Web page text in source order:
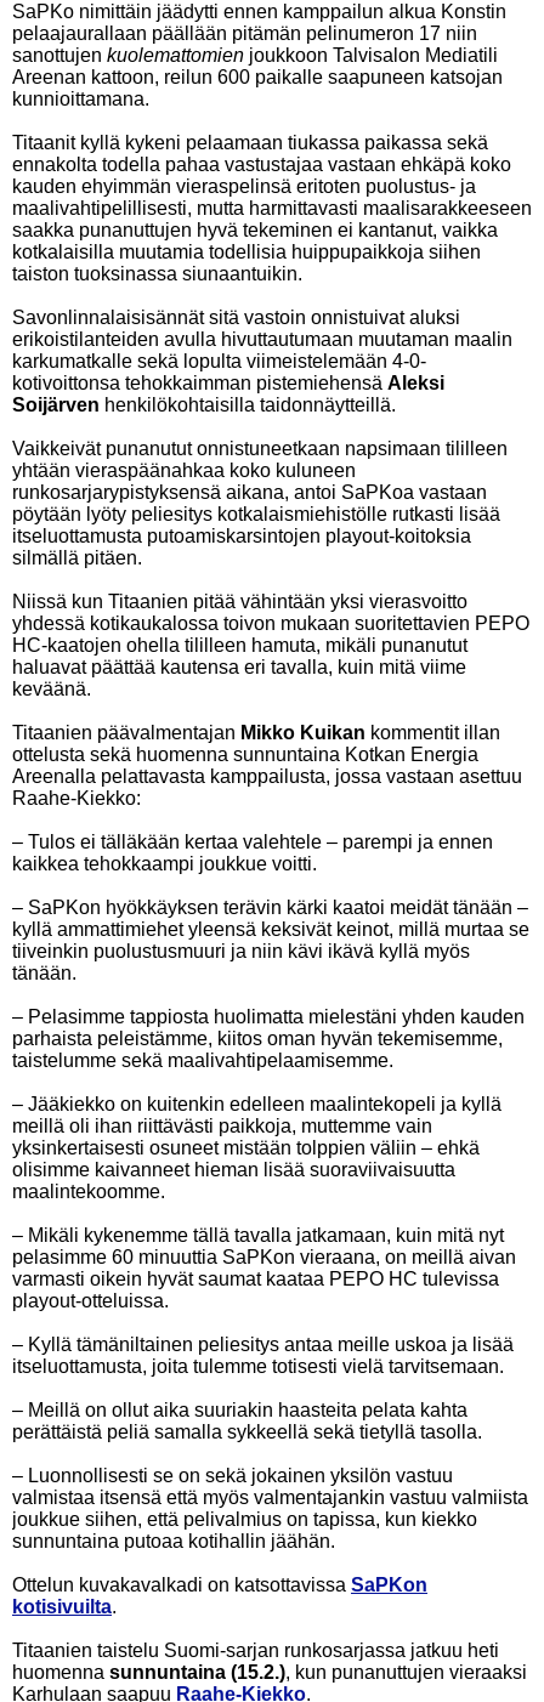
SaPKo nimittäin jäädytti ennen kamppailun alkua Konstin
pelaajaurallaan päällään pitämän pelinumeron 17 niin
sanottujen kuolemattomien joukkoon Talvisalon Mediatili
Areenan kattoon, reilun 600 paikalle saapuneen katsojan
kunnioittamana.
Titaanit kyllä kykeni pelaamaan tiukassa paikassa sekä
ennakolta todella pahaa vastustajaa vastaan ehkäpä koko
kauden ehyimmän vieraspelinsä eritoten puolustus- ja
maalivahtipelillisesti, mutta harmittavasti maalisarakkeeseen
saakka punanuttujen hyvä tekeminen ei kantanut, vaikka
kotkalaisilla muutamia todellisia huippupaikkoja siihen
taiston tuoksinassa siunaantuikin.
Savonlinnalaisisännät sitä vastoin onnistuivat aluksi
erikoistilanteiden avulla hivuttautumaan muutaman maalin
karkumatkalle sekä lopulta viimeistelemään 4-0-
kotivoittonsa tehokkaimman pistemiehensä Aleksi
Soijärven henkilökohtaisilla taidonnäytteillä.
Vaikkeivät punanutut onnistuneetkaan napsimaan tililleen
yhtään vieraspäänahkaa koko kuluneen
runkosarjarypistyksensä aikana, antoi SaPKoa vastaan
pöytään lyöty peliesitys kotkalaismiehistölle rutkasti lisää
itseluottamusta putoamiskarsintojen playout-koitoksia
silmällä pitäen.
Niissä kun Titaanien pitää vähintään yksi vierasvoitto
yhdessä kotikaukalossa toivon mukaan suoritettavien PEPO
HC-kaatojen ohella tililleen hamuta, mikäli punanutut
haluavat päättää kautensa eri tavalla, kuin mitä viime
keväänä.
Titaanien päävalmentajan Mikko Kuikan kommentit illan
ottelusta sekä huomenna sunnuntaina Kotkan Energia
Areenalla pelattavasta kamppailusta, jossa vastaan asettuu
Raahe-Kiekko:
– Tulos ei tälläkään kertaa valehtele – parempi ja ennen
kaikkea tehokkaampi joukkue voitti.
– SaPKon hyökkäyksen terävin kärki kaatoi meidät tänään –
kyllä ammattimiehet yleensä keksivät keinot, millä murtaa se
tiiveinkin puolustusmuuri ja niin kävi ikävä kyllä myös
tänään.
– Pelasimme tappiosta huolimatta mielestäni yhden kauden
parhaista peleistämme, kiitos oman hyvän tekemisemme,
taistelumme sekä maalivahtipelaamisemme.
– Jääkiekko on kuitenkin edelleen maalintekopeli ja kyllä
meillä oli ihan riittävästi paikkoja, muttemme vain
yksinkertaisesti osuneet mistään tolppien väliin – ehkä
olisimme kaivanneet hieman lisää suoraviivaisuutta
maalintekoomme.
– Mikäli kykenemme tällä tavalla jatkamaan, kuin mitä nyt
pelasimme 60 minuuttia SaPKon vieraana, on meillä aivan
varmasti oikein hyvät saumat kaataa PEPO HC tulevissa
playout-otteluissa.
– Kyllä tämäniltainen peliesitys antaa meille uskoa ja lisää
itseluottamusta, joita tulemme totisesti vielä tarvitsemaan.
– Meillä on ollut aika suuriakin haasteita pelata kahta
perättäistä peliä samalla sykkeellä sekä tietyllä tasolla.
– Luonnollisesti se on sekä jokainen yksilön vastuu
valmistaa itsensä että myös valmentajankin vastuu valmiista
joukkue siihen, että pelivalmius on tapissa, kun kiekko
sunnuntaina putoaa kotihallin jäähän.
Ottelun kuvakavalkadi on katsottavissa SaPKon
kotisivuilta.
Titaanien taistelu Suomi-sarjan runkosarjassa jatkuu heti
huomenna sunnuntaina (15.2.), kun punanuttujen vieraaksi
Karhulaan saapuu Raahe-Kiekko.